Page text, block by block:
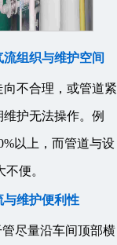
流组织与维护空间
不合理，或管道紧
护无法操作。例
以上，而管道与设
便。
与维护便利性
尽量沿车间顶部横